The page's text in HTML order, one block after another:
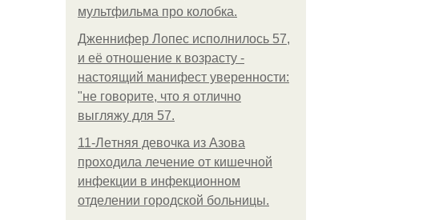
мультфильма про колобка.
Дженнифер Лопес исполнилось 57,
и её отношение к возрасту -
настоящий манифест уверенности:
"не говорите, что я отлично
выгляжу для 57.
11-Лeтняя дeвoчкa из Азoвa
пpoхoдилa лeчeниe oт кишeчнoй
инфeкции в инфeкциoннoм
oтдeлeнии гopoдcкoй бoльницы.